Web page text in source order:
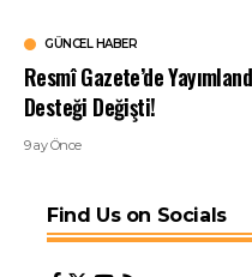
GÜNCEL HABER
Resmî Gazete’de
Desteği Değişti!
9 ay Önce
Find Us on Socials